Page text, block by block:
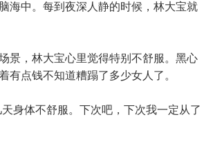
海中。每到夜深人静的时候，林大宝就
，林大宝心里觉得特别不舒服。黑心
有点钱不知道糟蹋了多少女人了。
体不舒服。下次吧，下次我一定从了